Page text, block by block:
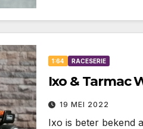
1:64 RACESERIE
Ixo & Tarmac
19 MEI 2022
Ixo is beter bekend